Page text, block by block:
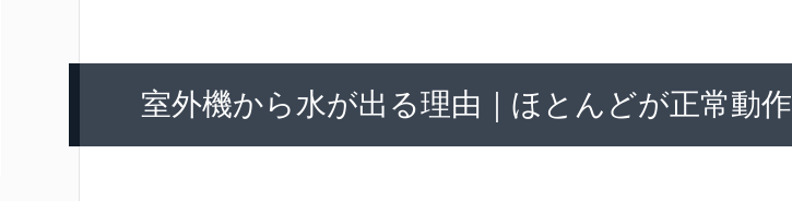
室外機から水が出る理由｜ほとんどが正常動作